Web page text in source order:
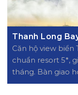
Thanh Long
Căn hộ view biển
chuẩn resort 5*,
tháng. Bàn giao